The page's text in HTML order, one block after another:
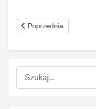
Szukaj
Poprzednia strona:
Poprzednia